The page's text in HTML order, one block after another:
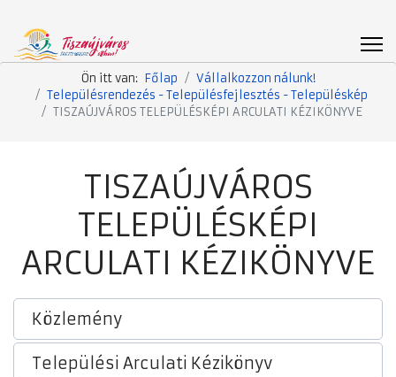
Ön itt van: Főlap
Vállalkozzon nálunk!
Településrendezés - Településfejlesztés - Településkép
TISZAÚJVÁROS TELEPÜLÉSKÉPI ARCULATI KÉZIKÖNYVE
TISZAÚJVÁROS
TELEPÜLÉSKÉPI
ARCULATI KÉZIKÖNYVE
Közlemény
Települési Arculati Kézikönyv